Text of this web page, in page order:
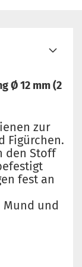
Ø 12 mm (2
zur
Figürchen.
den Stoff
fest an
und